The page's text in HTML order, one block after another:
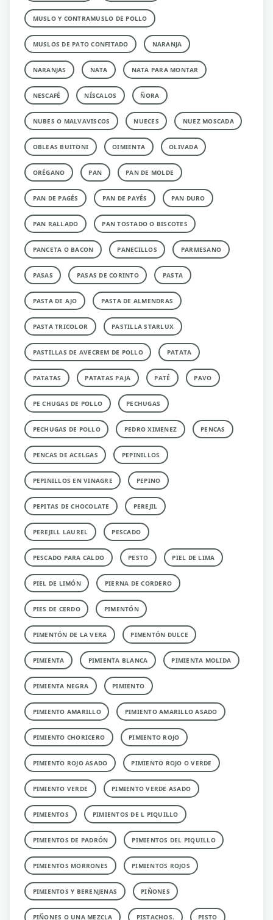
MUSLO Y CONTRAMUSLO DE POLLO
MUSLOS DE PATO CONFITADO NARANJA
NARANJAS NATA NATA PARA MONTAR
NESCAFÉ NÍSCALOS ÑORA
NUBES O MALVAVISCOS NUECES NUEZ MOSCADA
OBLEAS BUITONI OIMIENTA OLIVADA
ORÉGANO PAN PAN DE MOLDE
PAN DE PAGÉS PAN DE PAYÉS PAN DURO
PAN RALLADO PAN TOSTADO O BISCOTES
PANCETA O BACON PANECILLOS PARMESANO
PASAS PASAS DE CORINTO PASTA
PASTA DE AJO PASTA DE ALMENDRAS
PASTA TRICOLOR PASTILLA STARLUX
PASTILLAS DE AVECREM DE POLLO PATATA
PATATAS PATATAS PAJA PATÉ PAVO
PE CHUGAS DE POLLO PECHUGAS
PECHUGAS DE POLLO PEDRO XIMENEZ PENCAS
PENCAS DE ACELGAS PEPINILLOS
PEPINILLOS EN VINAGRE PEPINO
PEPITAS DE CHOCOLATE PEREJIL
PEREJILL LAUREL PESCADO
PESCADO PARA CALDO PESTO PIEL DE LIMA
PIEL DE LIMÓN PIERNA DE CORDERO
PIES DE CERDO PIMENTÓN
PIMENTÓN DE LA VERA PIMENTÓN DULCE
PIMIENTA PIMIENTA BLANCA PIMIENTA MOLIDA
PIMIENTA NEGRA PIMIENTO
PIMIENTO AMARILLO PIMIENTO AMARILLO ASADO
PIMIENTO CHORICERO PIMIENTO ROJO
PIMIENTO ROJO ASADO PIMIENTO ROJO O VERDE
PIMIENTO VERDE PIMIENTO VERDE ASADO
PIMIENTOS PIMIENTOS DE L PIQUILLO
PIMIENTOS DE PADRÓN PIMIENTOS DEL PIQUILLO
PIMIENTOS MORRONES PIMIENTOS ROJOS
PIMIENTOS Y BERENJENAS PIÑONES
PIÑONES O UNA MEZCLA PISTACHOS. PISTO